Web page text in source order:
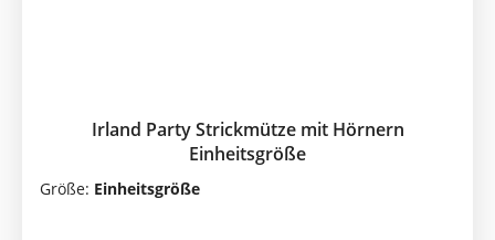
Irland Party Strickmütze mit Hörnern
Einheitsgröße
Größe: Einheitsgröße